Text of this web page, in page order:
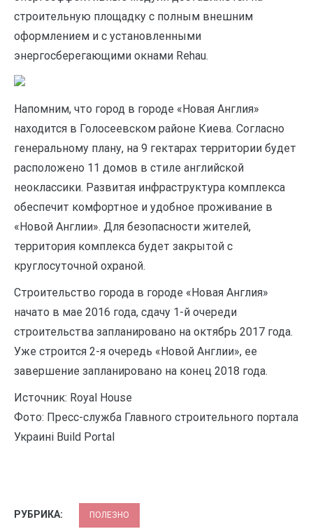
строительную площадку с полным внешним
оформлением и с установленными
энергосберегающими окнами Rehau.
Напомним, что город в городе «Новая Англия»
находится в Голосеевском районе Киева. Согласно
генеральному плану, на 9 гектарах территории будет
расположено 11 домов в стиле английской
неоклассики. Развитая инфраструктура комплекса
обеспечит комфортное и удобное проживание в
«Новой Англии». Для безопасности жителей,
территория комплекса будет закрытой с
круглосуточной охраной.
Строительство города в городе «Новая Англия»
начато в мае 2016 года, сдачу 1-й очереди
строительства запланировано на октябрь 2017 года.
Уже строится 2-я очередь «Новой Англии», ее
завершение запланировано на конец 2018 года.
Источник: Royal House
Фото: Пресс-служба Главного строительного портала
Украині Build Portal
РУБРИКА: ПОЛЕЗНО